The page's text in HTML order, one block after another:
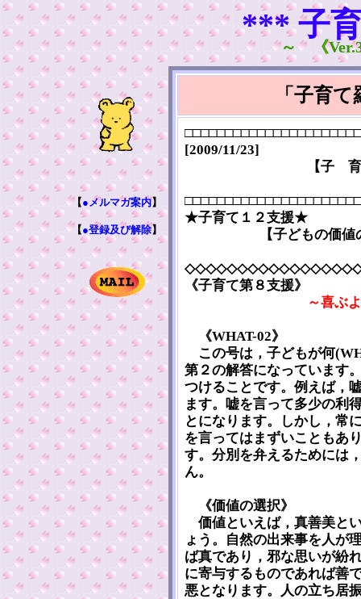
*** 子
～ 《
【●メルマガ案内】
【●登録及び解除】
「子育
[2009/11/23]
【子
★子育て１２支援★
【子どもの価
《子育て第８支援》
～喜ぶ
《WHAT-02》
この号は，子どもが何
第２の解答になっています
つけることです。例えば，
ます。嘘を言って多少の利
とになります。しかし，常
を言ってはまずいこともあ
す。分別を弁えるためには
ん。
《価値の選択》
価値といえば，真善美と
ょう。自然の出来事を人が
ば真であり，邪な思いが紛
に寄与するものであれば善
悪となります。人の立ち居